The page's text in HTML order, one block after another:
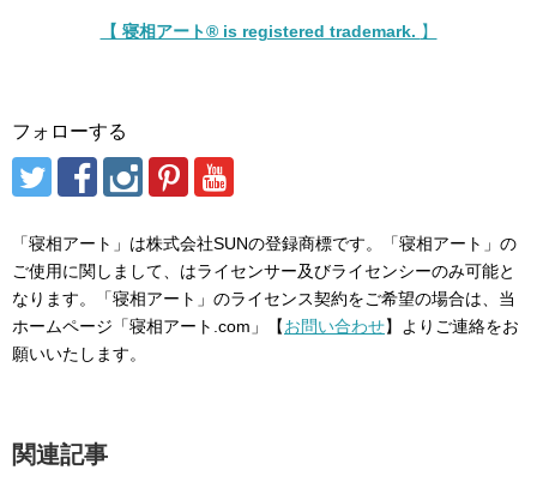
【 寝相アート® is registered trademark. 】
フォローする
「寝相アート」は株式会社SUNの登録商標です。「寝相アート」の
ご使用に関しまして、はライセンサー及びライセンシーのみ可能と
なります。「寝相アート」のライセンス契約をご希望の場合は、当
ホームページ「寝相アート.com」【お問い合わせ】よりご連絡をお
願いいたします。
関連記事